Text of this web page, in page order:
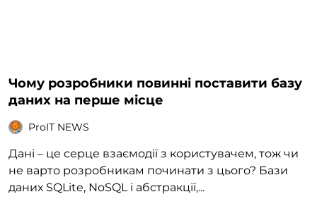
Чому розробники повинні поставити базу
даних на перше місце
ProIT NEWS
Дані – це серце взаємодії з користувачем, тож чи
не варто розробникам починати з цього? Бази
даних SQLite, NoSQL і абстракції,...